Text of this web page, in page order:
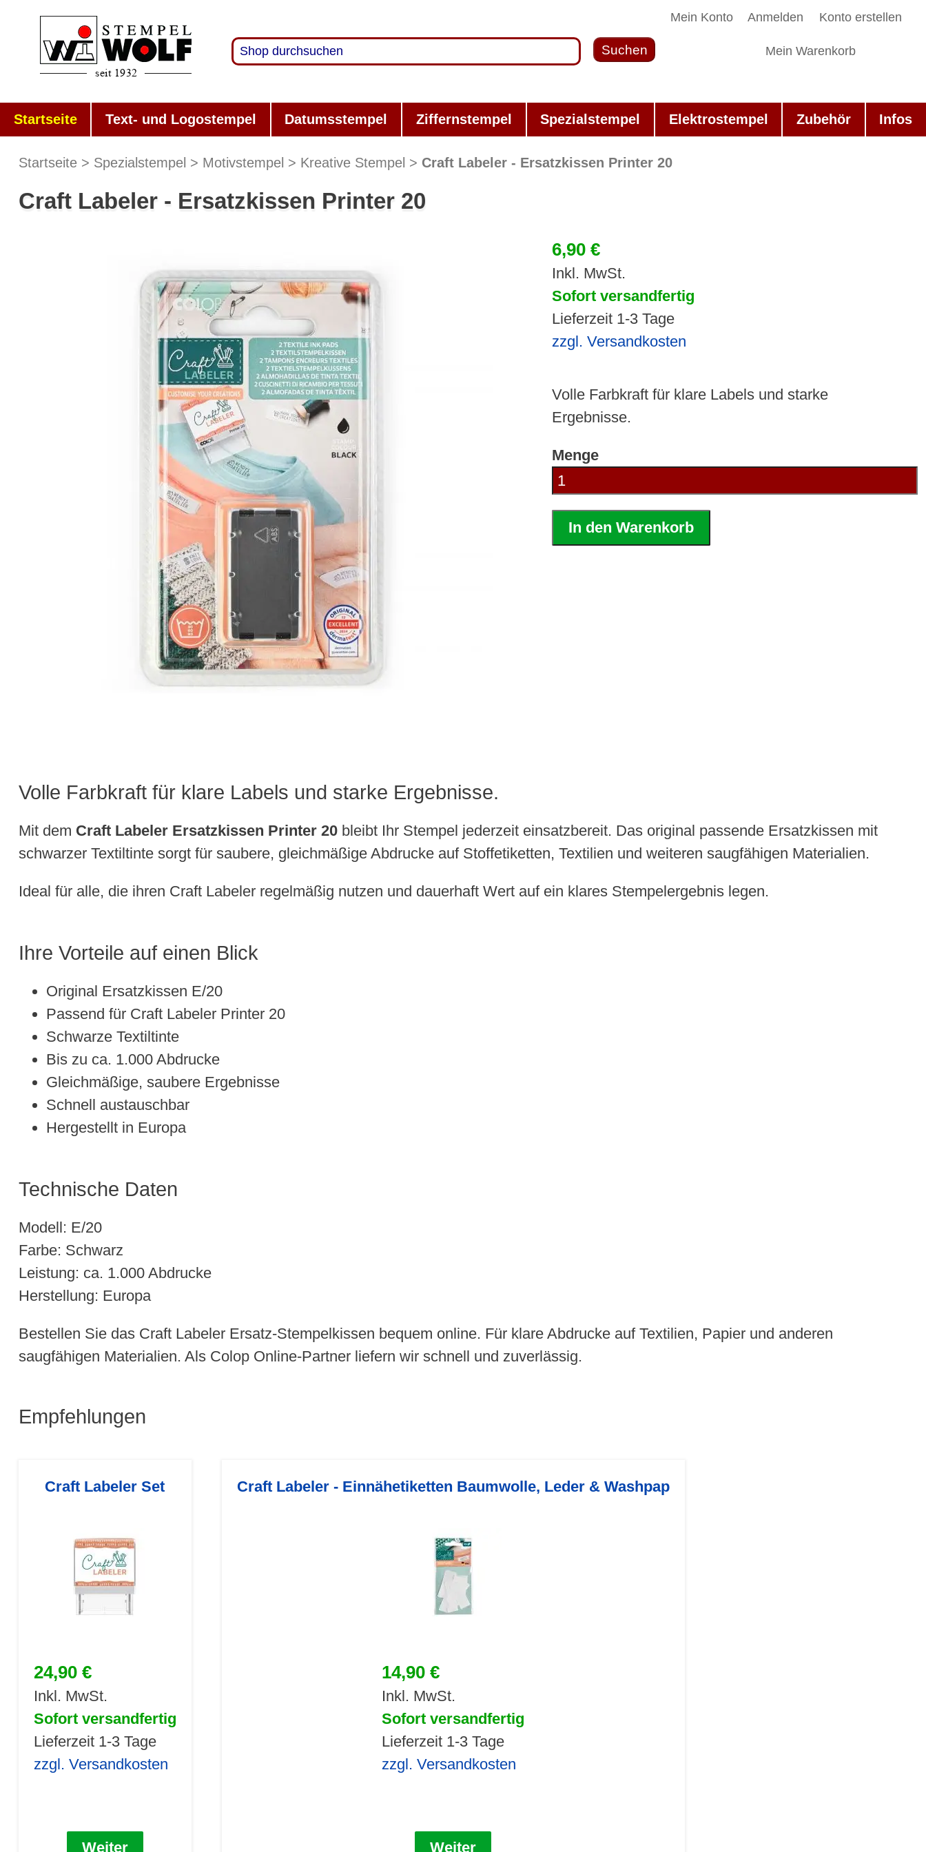
Mein Konto Anmelden Konto erstellen
Mein Warenkorb
Suchen
Startseite Text- und Logostempel Datumsstempel Ziffernstempel Spezialstempel Elektrostempel Zubehör Infos
Startseite Spezialstempel Motivstempel Kreative Stempel Craft Labeler - Ersatzkissen Printer 20
Craft Labeler - Ersatzkissen Printer 20
6,90 €
Inkl. MwSt.
Sofort versandfertig
Lieferzeit 1-3 Tage
zzgl. Versandkosten
Volle Farbkraft für klare Labels und starke
Ergebnisse.
Menge
In den Warenkorb
Volle Farbkraft für klare Labels und starke Ergebnisse.
Mit dem Craft Labeler Ersatzkissen Printer 20bleibt Ihr Stempel jederzeit einsatzbereit. Das original passende Ersatzkissen mit
schwarzer Textiltinte sorgt für saubere, gleichmäßige Abdrucke auf Stoffetiketten, Textilien und weiteren saugfähigen Materialien.
Ideal für alle, die ihren Craft Labeler regelmäßig nutzen und dauerhaft Wert auf ein klares Stempelergebnis legen.
Ihre Vorteile auf einen Blick
Original Ersatzkissen E/20
Passend für Craft Labeler Printer 20
Schwarze Textiltinte
Bis zu ca. 1.000 Abdrucke
Gleichmäßige, saubere Ergebnisse
Schnell austauschbar
Hergestellt in Europa
Technische Daten
Modell: E/20
Farbe: Schwarz
Leistung: ca. 1.000 Abdrucke
Herstellung: Europa
Bestellen Sie das Craft Labeler Ersatz-Stempelkissen bequem online. Für klare Abdrucke auf Textilien, Papier und anderen
saugfähigen Materialien. Als Colop Online-Partner liefern wir schnell und zuverlässig.
Empfehlungen
Craft Labeler Set
24,90 €
Inkl. MwSt.
Sofort versandfertig
Lieferzeit 1-3 Tage
zzgl. Versandkosten
Weiter
Craft Labeler - Einnähetiketten Baumwolle, Leder & Washpap
14,90 €
Inkl. MwSt.
Sofort versandfertig
Lieferzeit 1-3 Tage
zzgl. Versandkosten
Weiter